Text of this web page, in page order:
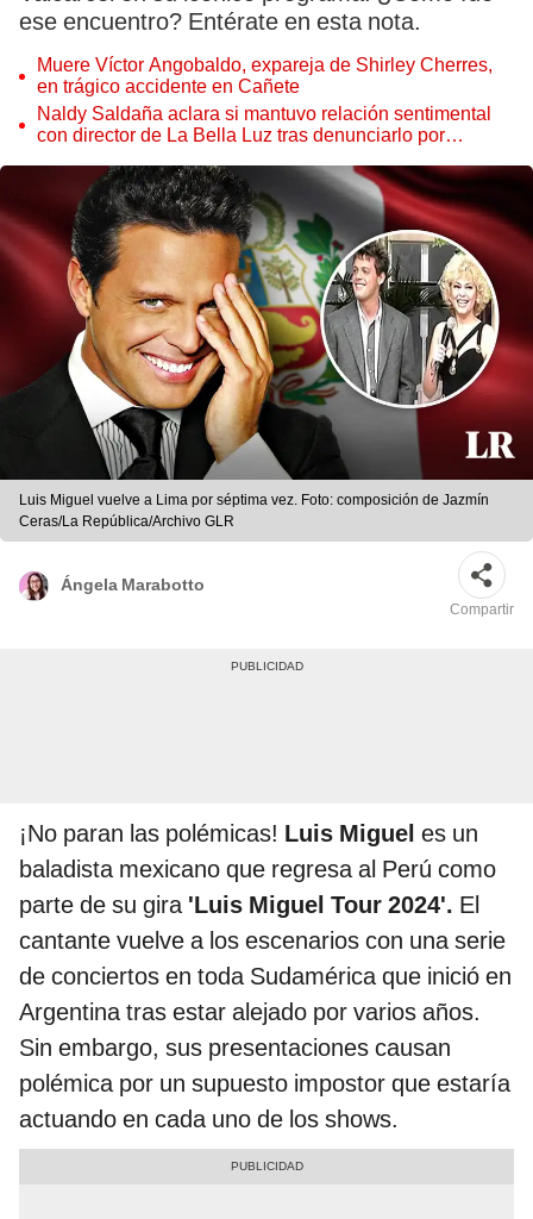
ese encuentro? Entérate en esta nota.
Muere Víctor Angobaldo, expareja de Shirley Cherres,
en trágico accidente en Cañete
Naldy Saldaña aclara si mantuvo relación sentimental
con director de La Bella Luz tras denunciarlo por
Luis Miguel vuelve a Lima por séptima vez. Foto: composición de Jazmín
Ceras/La República/Archivo GLR
Ángela Marabotto
Compartir
¡No paran las polémicas! Luis Miguel es un
baladista mexicano que regresa al Perú como
parte de su gira 'Luis Miguel Tour 2024'. El
cantante vuelve a los escenarios con una serie
de conciertos en toda Sudamérica que inició en
Argentina tras estar alejado por varios años.
Sin embargo, sus presentaciones causan
polémica por un supuesto impostor que estaría
actuando en cada uno de los shows.